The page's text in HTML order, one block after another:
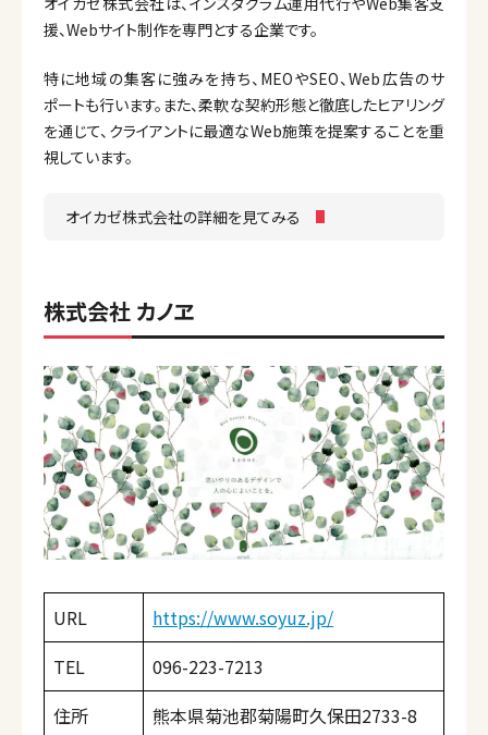
援、Webサイト制作を専門とする企業です。
特に地域の集客に強みを持ち、MEOやSEO、Web広告のサ
ポートも行います。また、柔軟な契約形態と徹底したヒアリング
を通じて、クライアントに最適なWeb施策を提案することを重
視しています。
オイカゼ株式会社の詳細を見てみる
株式会社 カノヱ
URL
https://www.soyuz.jp/
TEL
096-223-7213
住所
熊本県菊池郡菊陽町久保田2733-8